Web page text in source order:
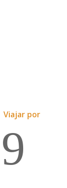
Viajar por
9